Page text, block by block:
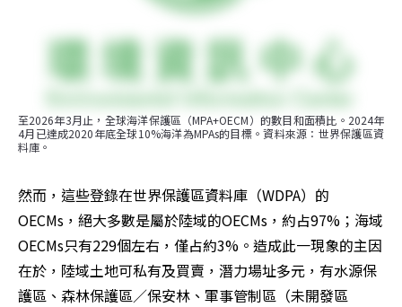
至2026年3月止，全球海洋保護區（MPA+OECM）的數目和面積比。2024年
4月已達成2020年底全球10%海洋為MPAs的目標。資料來源：世界保護區資
料庫。
然而，這些登錄在世界保護區資料庫（WDPA）的
OECMs，絕大多數是屬於陸域的OECMs，約占97%；海域
OECMs只有229個左右，僅占約3%。造成此一現象的主因
在於，陸域土地可私有及買賣，潛力場址多元，有水源保
護區、森林保護區／保安林、軍事管制區（未開發區